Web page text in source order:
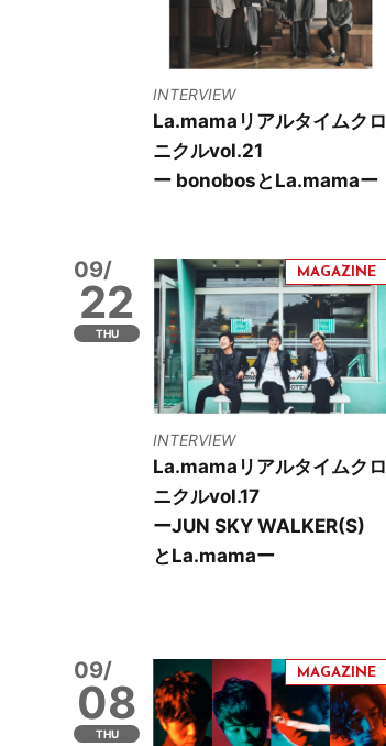
INTERVIEW
La.mamaリアルタイムクロ
ニクルvol.21
ー bonobosとLa.mamaー
09/
22
THU
INTERVIEW
La.mamaリアルタイムクロ
ニクルvol.17
ーJUN SKY WALKER(S)
とLa.mamaー
09/
08
THU